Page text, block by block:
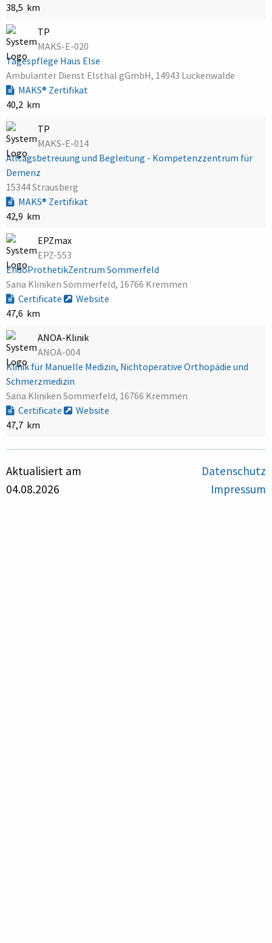
38,5 km
TP
MAKS-E-020
Tagespflege Haus Else
Ambulanter Dienst Elsthal gGmbH, 14943 Luckenwalde
MAKS® Zertifikat
40,2 km
TP
MAKS-E-014
Alltagsbetreuung und Begleitung - Kompetenzzentrum für
Demenz
15344 Strausberg
MAKS® Zertifikat
42,9 km
EPZmax
EPZ-553
EndoProthetikZentrum Sommerfeld
Sana Kliniken Sommerfeld, 16766 Kremmen
Certificate
Website
47,6 km
ANOA-Klinik
ANOA-004
Klinik für Manuelle Medizin, Nichtoperative Orthopädie und
Schmerzmedizin
Sana Kliniken Sommerfeld, 16766 Kremmen
Certificate
Website
47,7 km
Aktualisiert am
04.08.2026
Datenschutz
Impressum